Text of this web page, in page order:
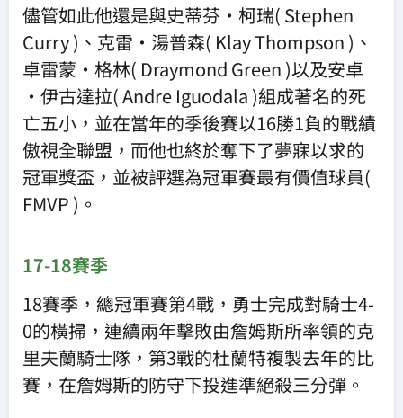
儘管如此他還是與史蒂芬·柯瑞( Stephen
Curry )、克雷·湯普森( Klay Thompson )、
卓雷蒙·格林( Draymond Green )以及安卓
·伊古達拉( Andre Iguodala )組成著名的死
亡五小，並在當年的季後賽以16勝1負的戰績
傲視全聯盟，而他也終於奪下了夢寐以求的
冠軍獎盃，並被評選為冠軍賽最有價值球員(
FMVP )。
17-18賽季
18賽季，總冠軍賽第4戰，勇士完成對騎士4-
0的橫掃，連續兩年擊敗由詹姆斯所率領的克
里夫蘭騎士隊，第3戰的杜蘭特複製去年的比
賽，在詹姆斯的防守下投進準絕殺三分彈。